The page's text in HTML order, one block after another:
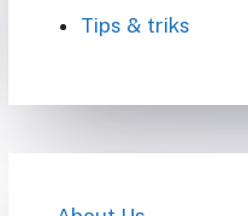
Tips & triks